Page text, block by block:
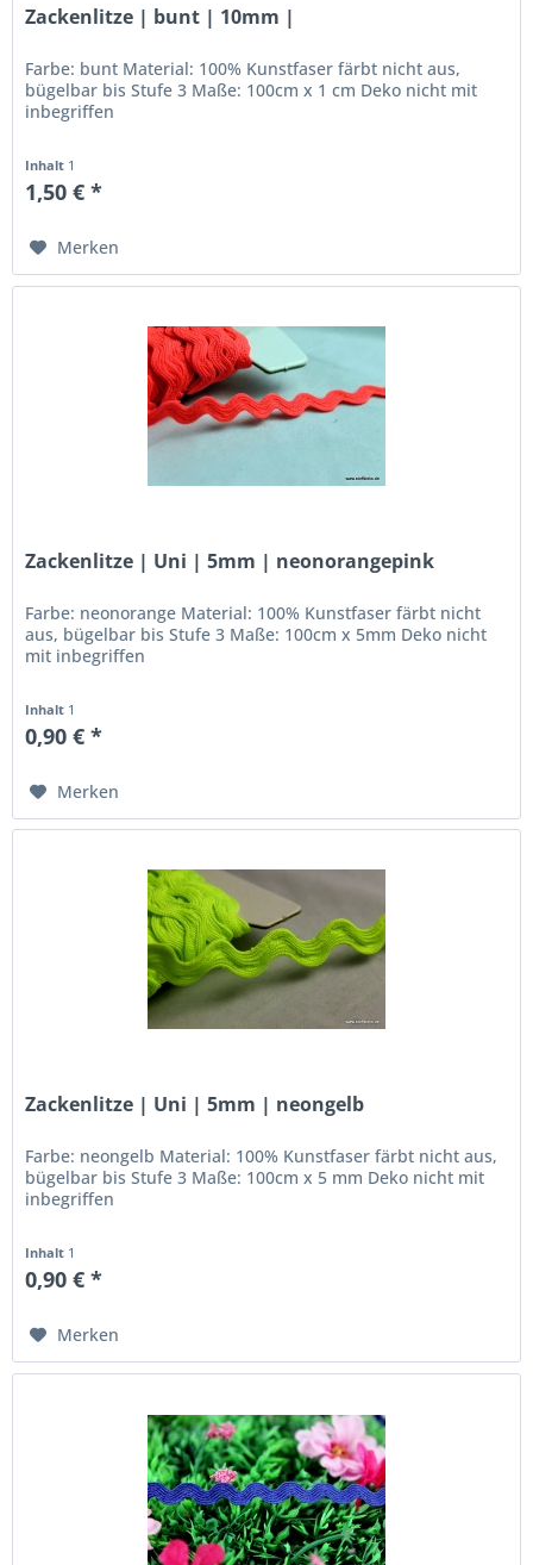
Zackenlitze | bunt | 10mm |
Farbe: bunt Material: 100% Kunstfaser färbt nicht aus,
bügelbar bis Stufe 3 Maße: 100cm x 1 cm Deko nicht mit
inbegriffen
Inhalt 1
1,50 € *
Merken
Zackenlitze | Uni | 5mm | neonorangepink
Farbe: neonorange Material: 100% Kunstfaser färbt nicht
aus, bügelbar bis Stufe 3 Maße: 100cm x 5mm Deko nicht
mit inbegriffen
Inhalt 1
0,90 € *
Merken
Zackenlitze | Uni | 5mm | neongelb
Farbe: neongelb Material: 100% Kunstfaser färbt nicht aus,
bügelbar bis Stufe 3 Maße: 100cm x 5 mm Deko nicht mit
inbegriffen
Inhalt 1
0,90 € *
Merken